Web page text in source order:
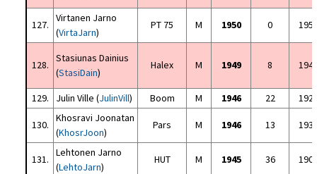
127.
Virtanen Jarno
(VirtaJarn)
PT 75 M 1950 0
128.
Stasiunas Dainius
(StasiDain)
Halex M 1949 8
129. Julin Ville (JulinVill) Boom M 1946 22
130.
Khosravi Joonatan
(KhosrJoon)
Pars M 1946 13
131.
Lehtonen Jarno
(LehtoJarn)
HUT M 1945 36